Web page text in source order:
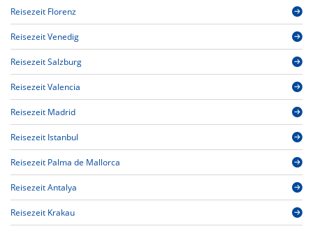
Reisezeit Florenz
Reisezeit Venedig
Reisezeit Salzburg
Reisezeit Valencia
Reisezeit Madrid
Reisezeit Istanbul
Reisezeit Palma de Mallorca
Reisezeit Antalya
Reisezeit Krakau